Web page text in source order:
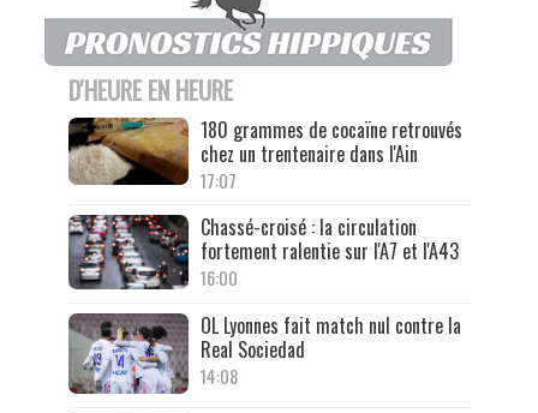
D'HEURE EN HEURE
180 grammes de cocaïne retrouvés
chez un trentenaire dans l'Ain
17:07
Chassé-croisé : la circulation
fortement ralentie sur l'A7 et l'A43
16:00
OL Lyonnes fait match nul contre la
Real Sociedad
14:08